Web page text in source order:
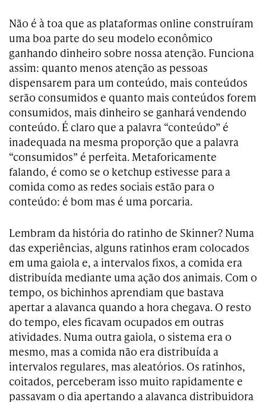
Não é à toa que as plataformas online construíram
uma boa parte do seu modelo econômico
ganhando dinheiro sobre nossa atenção. Funciona
assim: quanto menos atenção as pessoas
dispensarem para um conteúdo, mais conteúdos
serão consumidos e quanto mais conteúdos forem
consumidos, mais dinheiro se ganhará vendendo
conteúdo. É claro que a palavra “conteúdo” é
inadequada na mesma proporção que a palavra
“consumidos” é perfeita. Metaforicamente
falando, é como se o ketchup estivesse para a
comida como as redes sociais estão para o
conteúdo: é bom mas é uma porcaria.
Lembram da história do ratinho de Skinner? Numa
das experiências, alguns ratinhos eram colocados
em uma gaiola e, a intervalos fixos, a comida era
distribuída mediante uma ação dos animais. Com o
tempo, os bichinhos aprendiam que bastava
apertar a alavanca quando a hora chegava. O resto
do tempo, eles ficavam ocupados em outras
atividades. Numa outra gaiola, o sistema era o
mesmo, mas a comida não era distribuída a
intervalos regulares, mas aleatórios. Os ratinhos,
coitados, perceberam isso muito rapidamente e
passavam o dia apertando a alavanca distribuidora